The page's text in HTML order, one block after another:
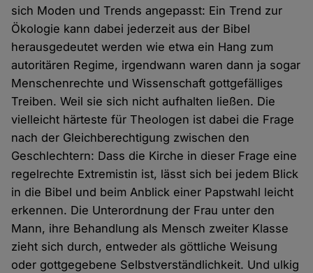
sich Moden und Trends angepasst: Ein Trend zur
Ökologie kann dabei jederzeit aus der Bibel
herausgedeutet werden wie etwa ein Hang zum
autoritären Regime, irgendwann waren dann ja sogar
Menschenrechte und Wissenschaft gottgefälliges
Treiben. Weil sie sich nicht aufhalten ließen. Die
vielleicht härteste für Theologen ist dabei die Frage
nach der Gleichberechtigung zwischen den
Geschlechtern: Dass die Kirche in dieser Frage eine
regelrechte Extremistin ist, lässt sich bei jedem Blick
in die Bibel und beim Anblick einer Papstwahl leicht
erkennen. Die Unterordnung der Frau unter den
Mann, ihre Behandlung als Mensch zweiter Klasse
zieht sich durch, entweder als göttliche Weisung
oder gottgegebene Selbstverständlichkeit. Und ulkig